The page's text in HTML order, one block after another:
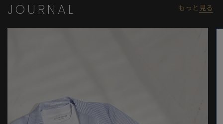
JOURNAL もっと 見る